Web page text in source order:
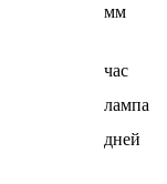
мм
час
лампа
дней